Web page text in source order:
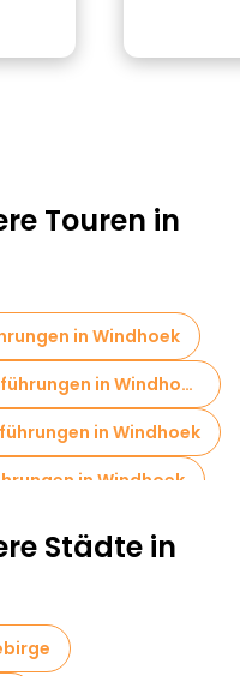
Touren in
in Windhoek
Historische kostenlose Stadtführungen in Windhoek
in Windhoek
in Windhoek
in Windhoek
Städte in